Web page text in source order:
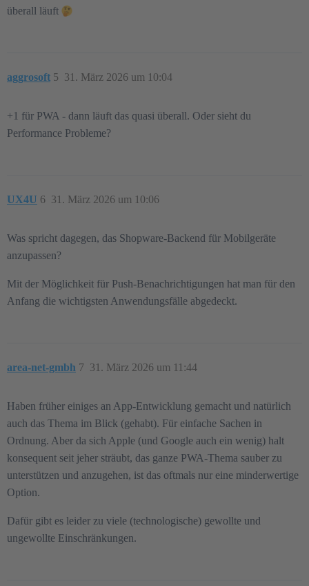
überall läuft
aggrosoft 31. März 2026 um 10:04
5
+1 für PWA - dann läuft das quasi überall. Oder sieht du
Performance Probleme?
UX4U 31. März 2026 um 10:06
6
Was spricht dagegen, das Shopware-Backend für Mobilgeräte
anzupassen?
Mit der Möglichkeit für Push-Benachrichtigungen hat man für den
Anfang die wichtigsten Anwendungsfälle abgedeckt.
area-net-gmbh 31. März 2026 um 11:44
7
Haben früher einiges an App-Entwicklung gemacht und natürlich
auch das Thema im Blick (gehabt). Für einfache Sachen in
Ordnung. Aber da sich Apple (und Google auch ein wenig) halt
konsequent seit jeher sträubt, das ganze PWA-Thema sauber zu
unterstützen und anzugehen, ist das oftmals nur eine minderwertige
Option.
Dafür gibt es leider zu viele (technologische) gewollte und
ungewollte Einschränkungen.